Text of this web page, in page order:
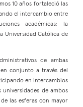
10 años fortaleció las
el intercambio entre
académicas: la
Universidad Católica de
de ambas
conjunto a través del
en intercambios
de ambos
las esferas con mayor